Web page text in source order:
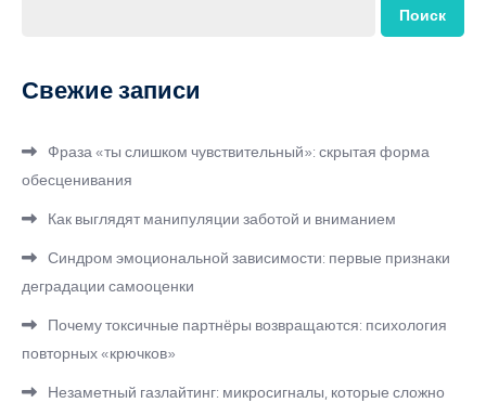
Поиск
Свежие записи
Фраза «ты слишком чувствительный»: скрытая форма
обесценивания
Как выглядят манипуляции заботой и вниманием
Синдром эмоциональной зависимости: первые признаки
деградации самооценки
Почему токсичные партнёры возвращаются: психология
повторных «крючков»
Незаметный газлайтинг: микросигналы, которые сложно